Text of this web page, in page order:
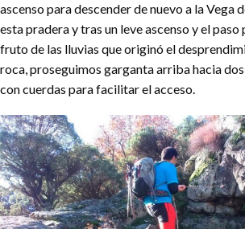
ascenso para descender de nuevo a la Vega
esta pradera y tras un leve ascenso y el
fruto de las lluvias que originó el
roca, proseguimos garganta arriba hacia
con cuerdas para facilitar el acceso.